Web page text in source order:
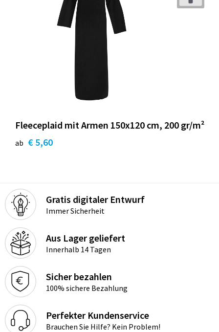
Fleeceplaid mit Armen 150x120 cm, 200 gr/m²
ab € 5,60
Gratis digitaler Entwurf
Immer Sicherheit
Aus Lager geliefert
Innerhalb 14 Tagen
Sicher bezahlen
100% sichere Bezahlung
Perfekter Kundenservice
Brauchen Sie Hilfe? Kein Problem!